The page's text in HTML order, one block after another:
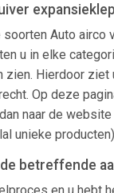
Auto
u in elke
Hierdoor
Op deze
naar de
unieke
betreffende